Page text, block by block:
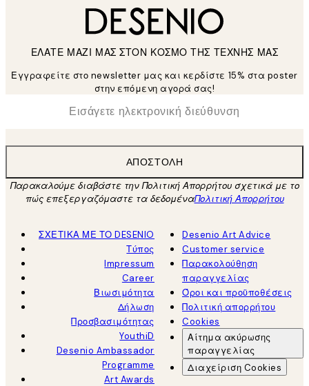
ΕΛΑΤΕ ΜΑΖΙ ΜΑΣ ΣΤΟΝ ΚΟΣΜΟ ΤΗΣ ΤΕΧΝΗΣ ΜΑΣ
Εγγραφείτε στο newsletter μας και κερδίστε 15% στα poster
στην επόμενη αγορά σας!
Ηλεκτρονική Διεύθυνση
ΑΠΟΣΤΟΛΉ
Παρακαλούμε διαβάστε την Πολιτική Απορρήτου σχετικά με το
πώς επεξεργαζόμαστε τα δεδομέναΠολιτική Απορρήτου
ΣΧΕΤΙΚΑ ΜΕ ΤΟ DESENIO
Τύπος
Impressum
Career
Βιωσιμότητα
Δήλωση
Προσβασιμότητας
YouthiD
Desenio Ambassador
Programme
Art Awards
Desenio Art Advice
Customer service
Παρακολούθηση
παραγγελίας
Όροι και προϋποθέσεις
Πολιτική απορρήτου
Cookies
Αίτημα ακύρωσης
παραγγελίας
Διαχείριση Cookies